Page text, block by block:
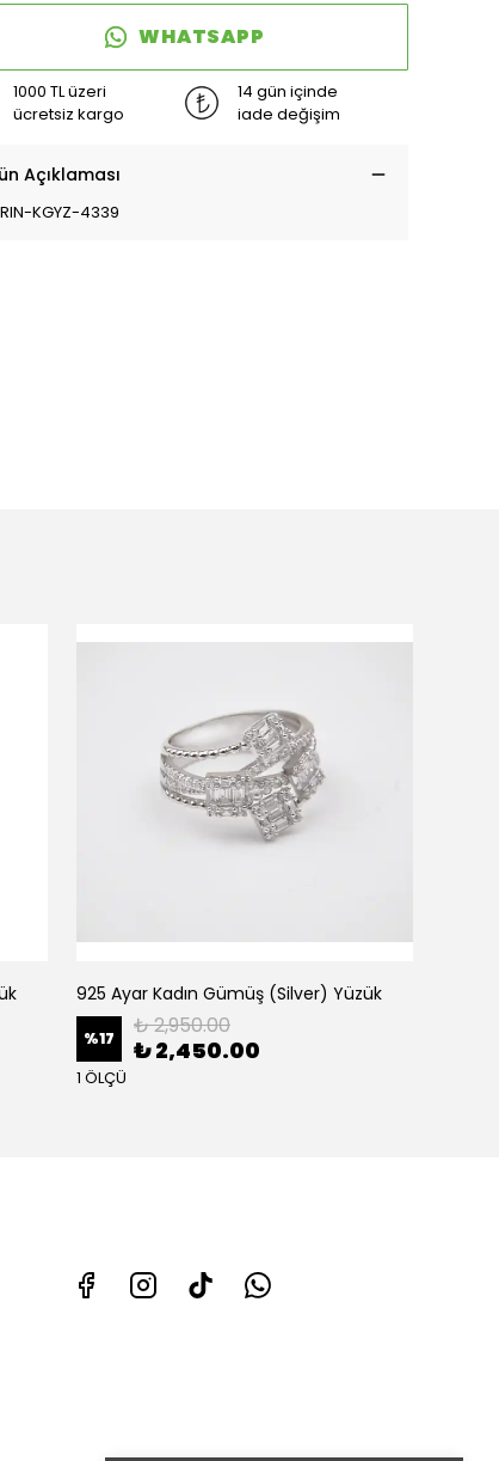
WHATSAPP
1000 TL üzeri
ücretsiz kargo
14 gün içinde
iade değişim
Açıklaması
KGYZ-4339
925 Ayar Kadın Gümüş (Silver) Yüzük
%17 ₺ 2,950.00
₺ 2,450.00
1 ÖLÇÜ